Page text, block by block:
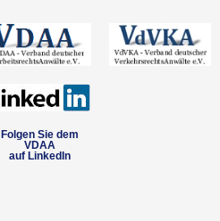
Folgen Sie dem
VDAA
auf LinkedIn